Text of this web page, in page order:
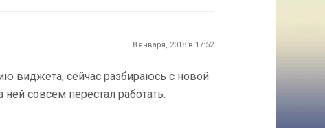
8 января, 2018 в 17:52
виджета, сейчас разбираюсь с новой
совсем перестал работать.